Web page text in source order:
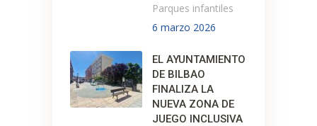
Parques infantiles
6 marzo 2026
EL AYUNTAMIENTO
DE BILBAO
FINALIZA LA
NUEVA ZONA DE
JUEGO INCLUSIVA